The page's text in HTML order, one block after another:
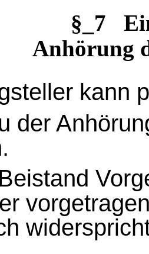
§_7
Anhörung
kann
der